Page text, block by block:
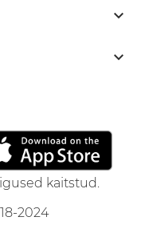


kaitstud.
2024